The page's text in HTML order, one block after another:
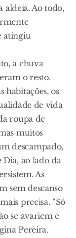
aldeia. Ao todo,
atingiu
a chuva
o resto.
habitações, os
de vida
roupa de
muitos
descampado,
ao lado da
As
sem descanso
precisa. “Só
se avariem e
Pereira.